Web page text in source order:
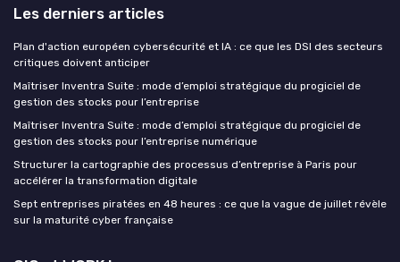
Les derniers articles
Plan d'action européen cybersécurité et IA : ce que les DSI des secteurs
critiques doivent anticiper
Maîtriser Inventra Suite : mode d’emploi stratégique du progiciel de
gestion des stocks pour l’entreprise
Maîtriser Inventra Suite : mode d’emploi stratégique du progiciel de
gestion des stocks pour l’entreprise numérique
Structurer la cartographie des processus d’entreprise à Paris pour
accélérer la transformation digitale
Sept entreprises piratées en 48 heures : ce que la vague de juillet révèle
sur la maturité cyber française